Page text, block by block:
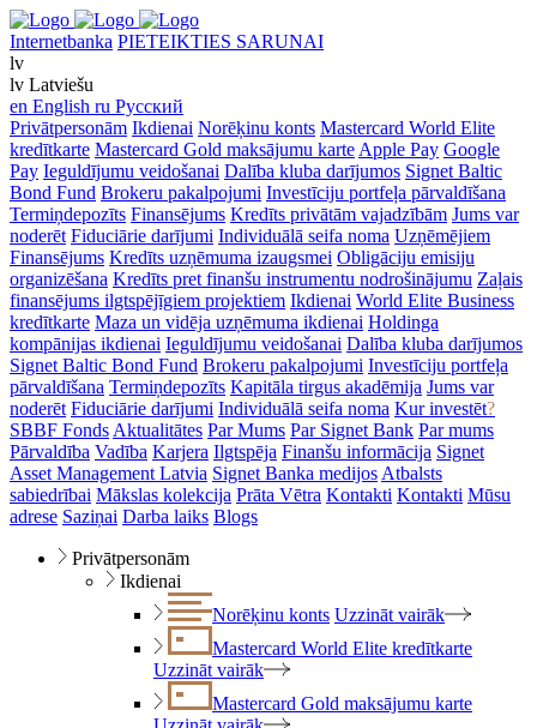
Internetbanka PIETEIKTIES SARUNAI
lv
lv Latviešu
en English ru Русский
Privātpersonām Ikdienai Norēķinu konts Mastercard World Elite
kredītkarte Mastercard Gold maksājumu karte Apple Pay Google
Pay Ieguldījumu veidošanai Dalība kluba darījumos Signet Baltic
Bond Fund Brokeru pakalpojumi Investīciju portfeļa pārvaldīšana
Termiņdepozīts Finansējums Kredīts privātām vajadzībām Jums var
noderēt Fiduciārie darījumi Individuālā seifa noma Uzņēmējiem
Finansējums Kredīts uzņēmuma izaugsmei Obligāciju emisiju
organizēšana Kredīts pret finanšu instrumentu nodrošinājumu Zaļais
finansējums ilgtspējīgiem projektiem Ikdienai World Elite Business
kredītkarte Maza un vidēja uzņēmuma ikdienai Holdinga
kompānijas ikdienai Ieguldījumu veidošanai Dalība kluba darījumos
Signet Baltic Bond Fund Brokeru pakalpojumi Investīciju portfeļa
pārvaldīšana Termiņdepozīts Kapitāla tirgus akadēmija Jums var
noderēt Fiduciārie darījumi Individuālā seifa noma Kur investēt?
SBBF Fonds Aktualitātes Par Mums Par Signet Bank Par mums
Pārvaldība Vadība Karjera Ilgtspēja Finanšu informācija Signet
Asset Management Latvia Signet Banka medijos Atbalsts
sabiedrībai Mākslas kolekcija Prāta Vētra Kontakti Kontakti Mūsu
adrese Saziņai Darba laiks Blogs
Privātpersonām
Ikdienai
Norēķinu konts Uzzināt vairāk
Mastercard World Elite kredītkarte
Uzzināt vairāk
Mastercard Gold maksājumu karte